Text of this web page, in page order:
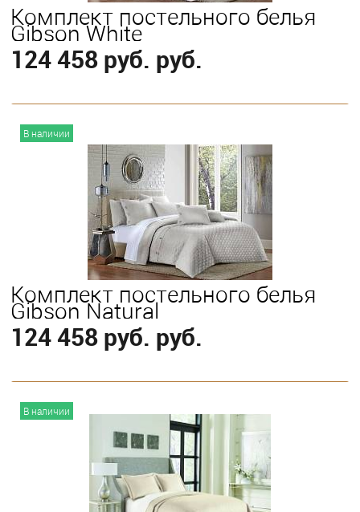
Комплект постельного белья
Gibson White
124 458 руб. руб.
Queen
В наличии
Комплект постельного белья
Gibson Natural
124 458 руб. руб.
В корзину
В наличии